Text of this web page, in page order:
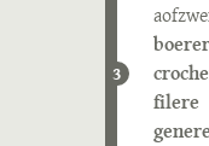
3
filere
genere